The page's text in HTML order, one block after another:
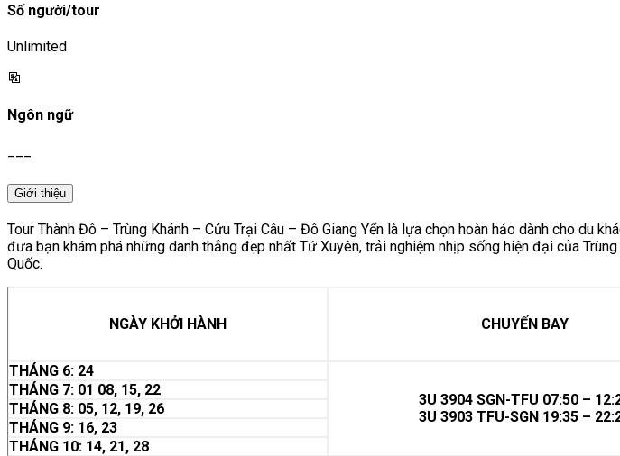
Số người/tour
Unlimited
Ngôn ngữ
Giới thiệu
Tour Thành Đô – Trùng Khánh – Cửu Trại Câu – Đô Giang Yển là lựa chọn hoàn hảo dành cho du
đưa bạn khám phá những danh thắng đẹp nhất Tứ Xuyên, trải nghiệm nhịp sống hiện đại của
Quốc.
NGÀY KHỞI HÀNH CHUYẾN BAY
THÁNG 6: 24
3U 3904 SGN-TFU 07:50 –
3U 3903 TFU-SGN 19:35 –
THÁNG 7: 01 08, 15, 22
THÁNG 8: 05, 12, 19, 26
THÁNG 9: 16, 23
THÁNG 10: 14, 21, 28